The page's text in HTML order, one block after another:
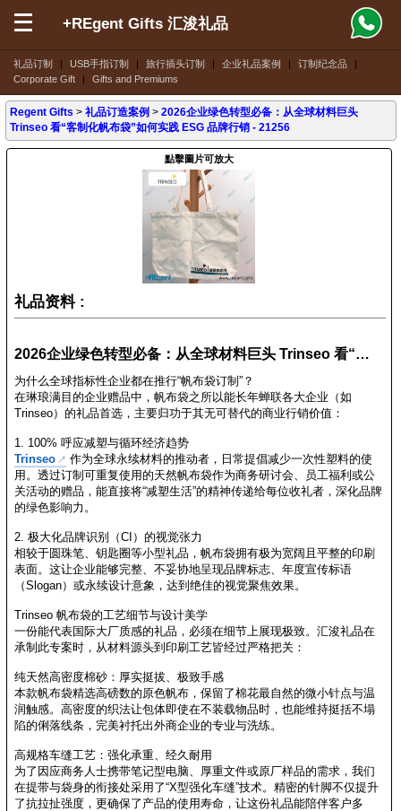
礼品订制 | USB手指订制 | 旅行插头订制 | 企业礼品案例 | 订制纪念品
|
Corporate Gift
| Gifts and Premiums
+REgent Gifts 汇浚礼品
Regent Gifts >礼品订造案例 >2026企业绿色转型必备：从全球材料巨头
Trinseo 看“客制化帆布袋”如何实践 ESG 品牌行销 - 21256
點擊圖片可放大
礼品资料 :
2026企业绿色转型必备：从全球材料巨头 Trinseo 看“客制化帆布袋”如何实践 ESG 品牌行销 - 21256
为什么全球指标性企业都在推行“帆布袋订制”？
在琳琅满目的企业赠品中，帆布袋之所以能长年蝉联各大企业（如
Trinseo）的礼品首选，主要归功于其无可替代的商业行销价值：
1. 100% 呼应减塑与循环经济趋势
Trinseo
作为全球永续材料的推动者，日常提倡减少一次性塑料的使
用。透过订制可重复使用的天然帆布袋作为商务研讨会、员工福利或公
关活动的赠品，能直接将“减塑生活”的精神传递给每位收礼者，深化品牌
的绿色影响力。
2. 极大化品牌识别（CI）的视觉张力
相较于圆珠笔、钥匙圈等小型礼品，帆布袋拥有极为宽阔且平整的印刷
表面。这让企业能够完整、不妥协地呈现品牌标志、年度宣传标语
（Slogan）或永续设计意象，达到绝佳的视觉聚焦效果。
Trinseo 帆布袋的工艺细节与设计美学
一份能代表国际大厂质感的礼品，必须在细节上展现极致。汇浚礼品在
承制此专案时，从材料源头到印刷工艺皆经过严格把关：
纯天然高密度棉砂：厚实挺拔、极致手感
本款帆布袋精选高磅数的原色帆布，保留了棉花最自然的微小针点与温
润触感。高密度的织法让包体即使在不装载物品时，也能维持挺括不塌
陷的俐落线条，完美衬托出外商企业的专业与洗练。
高规格车缝工艺：强化承重、经久耐用
为了因应商务人士携带笔记型电脑、厚重文件或原厂样品的需求，我们
在提带与袋身的衔接处采用了“X型强化车缝”技术。精密的针脚不仅提升
了抗拉扯强度，更确保了产品的使用寿命，让这份礼品能陪伴客户多